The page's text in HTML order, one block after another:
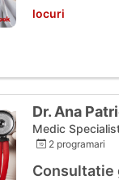
locuri
Dr. Ana
Medic
2 programari
Consultatie